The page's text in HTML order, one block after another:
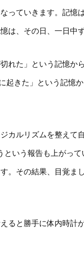
っていきます。記憶
は、その日、一日中
れた」という記憶
起きた」という記憶
カルリズムを整え
という報告も上がっ
。その結果、目覚
と勝手に体内時計